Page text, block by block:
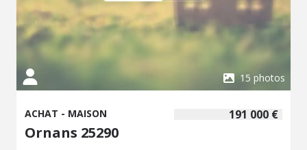
15 photos
191 000 €
ACHAT - MAISON
Ornans 25290